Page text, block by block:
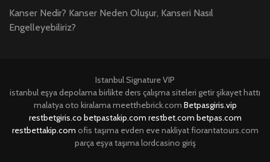
Kanser Nedir? Kanser Neden Oluşur, Kanseri Nasıl
Engelleyebiliriz?
Istanbul Signature VIP
istanbul eşya depolamabirlikte ders çalışma siteleri getir şikayet hattı
malatya oto kiralamameetthebrick.com Betpasgiris.vip
restbetgiris.co betpastakip.com restbet.com betpas.com
restbettakip.com ofis taşıma evden eve nakliyatfiorantatours.com
parça eşya taşımalordcasino giriş